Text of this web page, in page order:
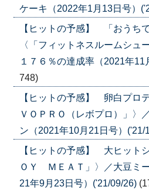
ケーキ（2022年1月13日号）
【ヒットの予感】 「おうち
〈「フィットネスルームシュ
１７６％の達成率（2021年
748)
【ヒットの予感】 卵白プロ
ＶＯＰＲＯ（レボプロ）」〉
ン（2021年10月21日号）('21/
【ヒットの予感】 大ヒット
ＯＹ ＭＥＡＴ」〉／大豆ミ
21年9月23日号）('21/09/26)